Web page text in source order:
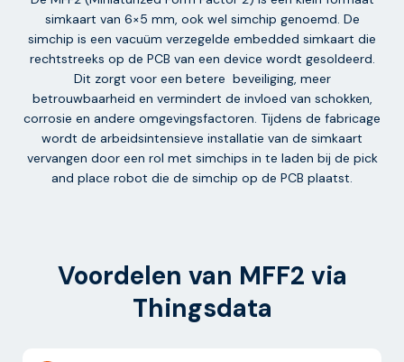
simkaart van 6×5 mm, ook wel simchip genoemd. De
simchip is een vacuüm verzegelde embedded simkaart die
rechtstreeks op de PCB van een device wordt gesoldeerd.
Dit zorgt voor een betere beveiliging, meer
betrouwbaarheid en vermindert de invloed van schokken,
corrosie en andere omgevingsfactoren. Tijdens de fabricage
wordt de arbeidsintensieve installatie van de simkaart
vervangen door een rol met simchips in te laden bij de pick
and place robot die de simchip op de PCB plaatst.
Voordelen van MFF2 via
Thingsdata